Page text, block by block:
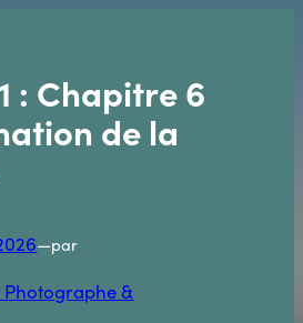
: Chapitre 6
de la
—par
Photographe &